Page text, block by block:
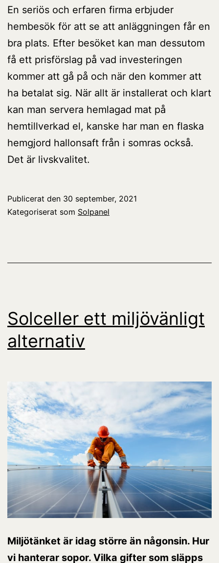
En seriös och erfaren firma erbjuder
hembesök för att se att anläggningen får en
bra plats. Efter besöket kan man dessutom
få ett prisförslag på vad investeringen
kommer att gå på och när den kommer att
ha betalat sig. När allt är installerat och klart
kan man servera hemlagad mat på
hemtillverkad el, kanske har man en flaska
hemgjord hallonsaft från i somras också.
Det är livskvalitet.
Publicerat den 30 september, 2021
Kategoriserat som Solpanel
Solceller ett miljövänligt
alternativ
Miljötänket är idag större än någonsin. Hur
vi hanterar sopor. Vilka gifter som släpps